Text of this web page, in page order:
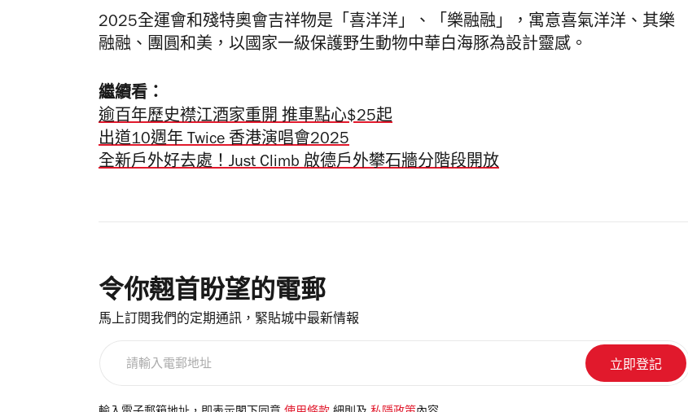
2025全運會和殘特奧會吉祥物是「喜洋洋」、「樂融融」，寓意喜氣洋洋、其樂
融融、團圓和美，以國家一級保護野生動物中華白海豚為設計靈感。
繼續看：
逾百年歷史襟江酒家重開 推車點心$25起
出道10週年 Twice 香港演唱會2025
全新戶外好去處！Just Climb 啟德戶外攀石牆分階段開放
令你翹首盼望的電郵
馬上訂閱我們的定期通訊，緊貼城中最新情報
電